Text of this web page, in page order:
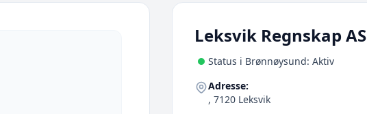
Leksvik Regnskap AS
Status i Brønnøysund: Aktiv
Adresse:
, 7120 Leksvik